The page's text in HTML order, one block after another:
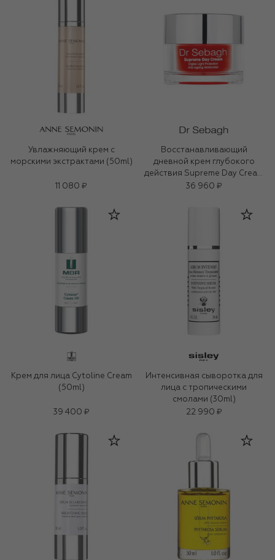
Увлажняющий крем с
морскими экстрактами (50ml)
11 080 ₽
Восстанавливающий
дневной крем глубокого
действия Supreme Day Cream
(50ml)
36 960 ₽
Крем для лица Cytoline Cream
(50ml)
39 400 ₽
Интенсивная сыворотка для
лица с тропическими
смолами (30ml)
22 990 ₽